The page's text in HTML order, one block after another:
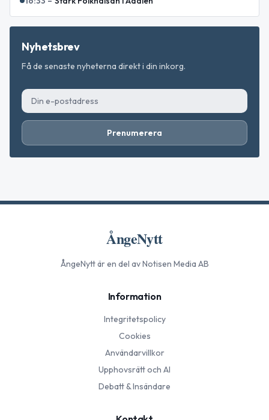
Nyhetsbrev
Få de senaste nyheterna direkt i din inkorg.
Prenumerera
ÅngeNytt
ÅngeNyttär en del av Notisen Media AB
Information
Integritetspolicy
Cookies
Användarvillkor
Upphovsrätt och AI
Debatt & Insändare